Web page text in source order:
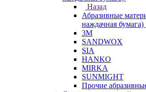
Назад
Абразивные
наждачная бумага)
3М
SANDWOX
SIA
HANKO
MIRKA
SUNMIGHT
Прочие